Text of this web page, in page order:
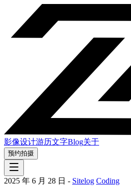
影像设计游历文字Blog关于
预约拍摄
2025 年 6 月 28 日 - Sitelog Coding